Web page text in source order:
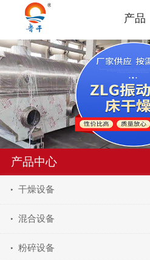
产品
产品中心
干燥设备
混合设备
粉碎设备